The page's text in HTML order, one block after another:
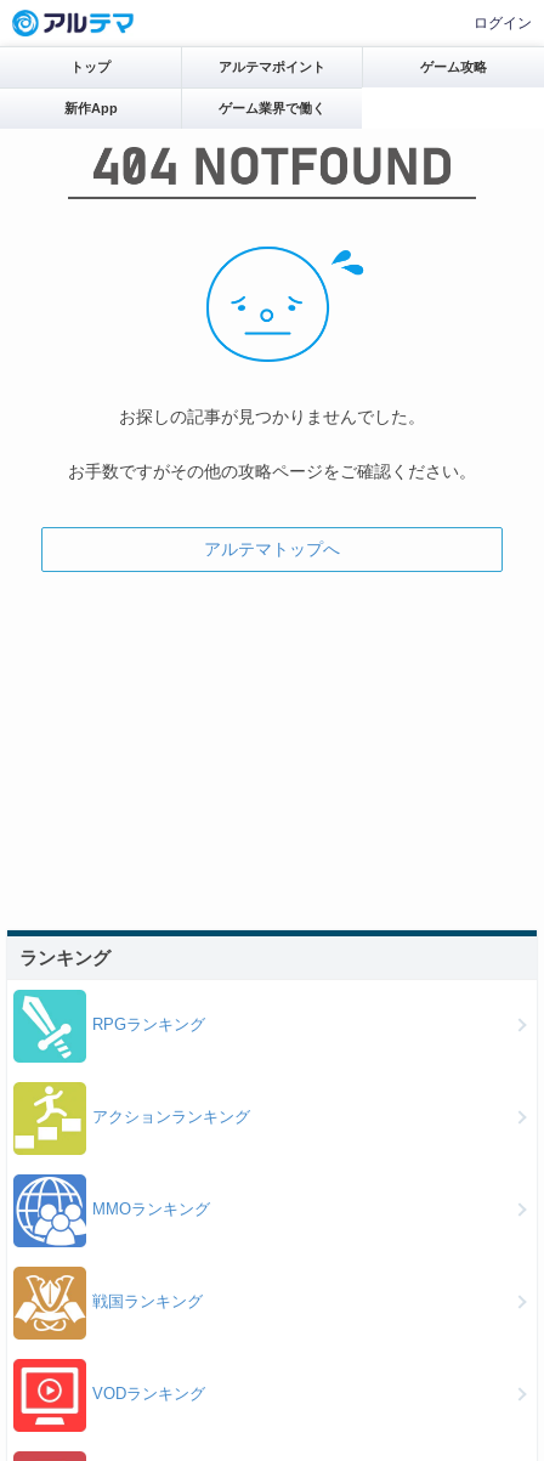
ログイン
トップ アルテマポイント ゲーム攻略
新作App ゲーム業界で働く
お探しの記事が見つかりませんでした。
お手数ですがその他の攻略ページをご確認ください。
アルテマトップへ
ランキング
RPGランキング
アクションランキング
MMOランキング
戦国ランキング
VODランキング